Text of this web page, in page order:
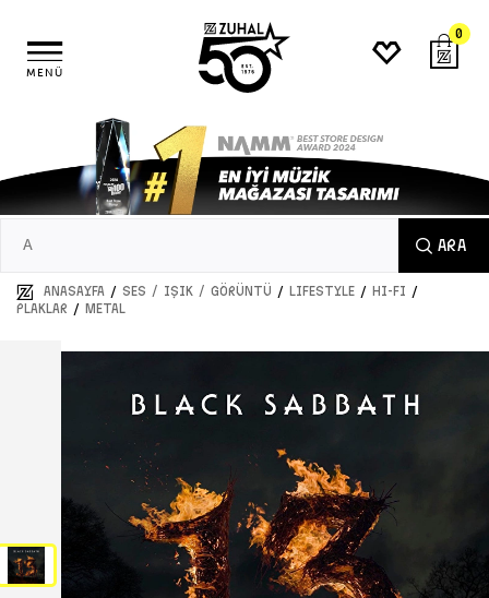
MENÜ
0
ARA
ANASAYFA / SES / IŞIK / GÖRÜNTÜ / LIFESTYLE / HI-FI /
PLAKLAR / METAL